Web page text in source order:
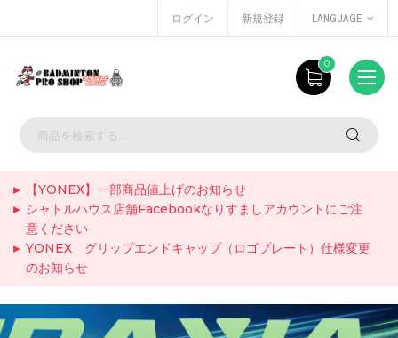
ログイン 新規登録 LANGUAGE
0
【YONEX】一部商品値上げのお知らせ
シャトルハウス店舗Facebookなりすましアカウントにご注
意ください
YONEX グリップエンドキャップ（ロゴプレート）仕様変更
のお知らせ